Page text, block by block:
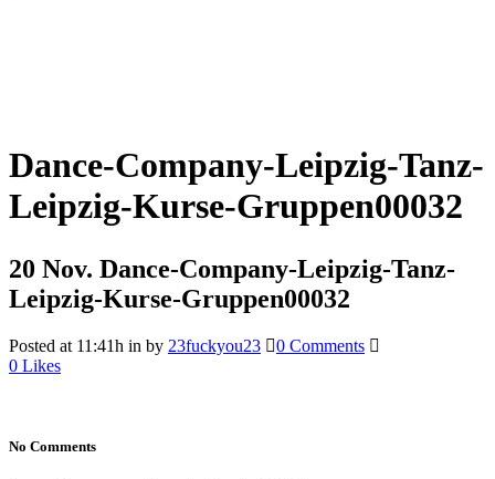
Dance-Company-Leipzig-Tanz-
Leipzig-Kurse-Gruppen00032
20 Nov. Dance-Company-Leipzig-Tanz-
Leipzig-Kurse-Gruppen00032
Posted at 11:41h in by 23fuckyou23
0 Comments
0 Likes
No Comments